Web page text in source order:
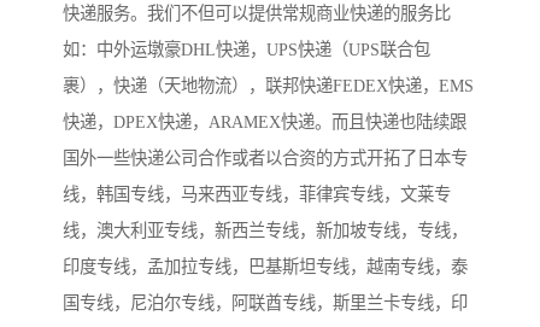
快递服务。我们不但可以提供常规商业快递的服务比
如：中外运墩豪DHL快递，UPS快递（UPS联合包
裹），快递（天地物流），联邦快递FEDEX快递，EMS
快递，DPEX快递，ARAMEX快递。而且快递也陆续跟
国外一些快递公司合作或者以合资的方式开拓了日本专
线，韩国专线，马来西亚专线，菲律宾专线，文莱专
线，澳大利亚专线，新西兰专线，新加坡专线，专线，
印度专线，孟加拉专线，巴基斯坦专线，越南专线，泰
国专线，尼泊尔专线，阿联酋专线，斯里兰卡专线，印